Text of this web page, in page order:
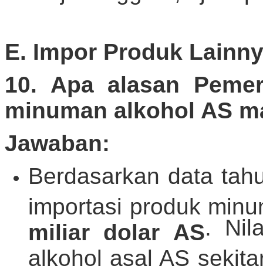
E. Impor Produk
10. Apa alasan
minuman alkohol AS
Jawaban:
Berdasarkan data
importasi produk
miliar dolar AS.
alkohol asal AS